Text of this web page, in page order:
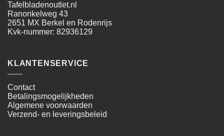
Tafelbladenoutlet.nl
Ranonkelweg 43
2651 MX Berkel en Rodenrijs
Kvk-nummer: 82936129
KLANTENSERVICE
Contact
Betalingsmogelijkheden
Algemene voorwaarden
Verzend- en leveringsbeleid